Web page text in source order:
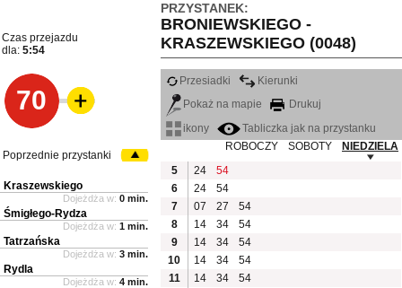
PRZYSTANEK:
BRONIEWSKIEGO -
KRASZEWSKIEGO (0048)
Czas przejazdu
dla: 5:54
70
Przesiadki
Kierunki
Pokaż na mapie
Drukuj
ikony
Tabliczka jak na przystanku
ROBOCZY
SOBOTY
NIEDZIELA
5
24
54
6
24
54
7
07 27
54
8
14 34
54
9
14 34
54
10
14 34
54
11
14 34
54
Poprzednie przystanki
Kraszewskiego
Dojeżdża w: 0 min.
Śmigłego-Rydza
Dojeżdża w: 1 min.
Tatrzańska
Dojeżdża w: 3 min.
Rydla
Dojeżdża w: 4 min.